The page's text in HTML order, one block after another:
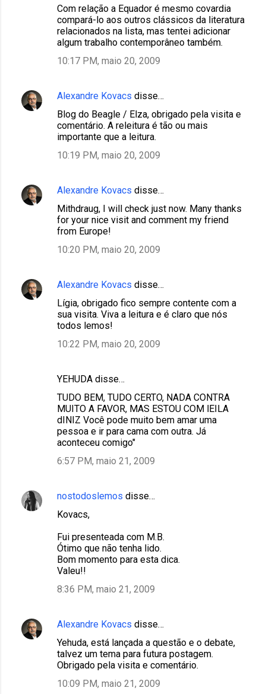
Com relação a Equador é mesmo covardia
compará-lo aos outros clássicos da literatura
relacionados na lista, mas tentei adicionar
algum trabalho contemporâneo também.
10:17 PM, maio 20, 2009
Alexandre Kovacs disse…
Blog do Beagle / Elza, obrigado pela visita e
comentário. A releitura é tão ou mais
importante que a leitura.
10:19 PM, maio 20, 2009
Alexandre Kovacs disse…
Mithdraug, I will check just now. Many thanks
for your nice visit and comment my friend
from Europe!
10:20 PM, maio 20, 2009
Alexandre Kovacs disse…
Lígia, obrigado fico sempre contente com a
sua visita. Viva a leitura e é claro que nós
todos lemos!
10:22 PM, maio 20, 2009
YEHUDA disse…
TUDO BEM, TUDO CERTO, NADA CONTRA
MUITO A FAVOR, MAS ESTOU COM lEILA
dINIZ Você pode muito bem amar uma
pessoa e ir para cama com outra. Já
aconteceu comigo"
6:57 PM, maio 21, 2009
nostodoslemos disse…
Kovacs,
Fui presenteada com M.B.
Ótimo que não tenha lido.
Bom momento para esta dica.
Valeu!!
8:36 PM, maio 21, 2009
Alexandre Kovacs disse…
Yehuda, está lançada a questão e o debate,
talvez um tema para futura postagem.
Obrigado pela visita e comentário.
10:09 PM, maio 21, 2009